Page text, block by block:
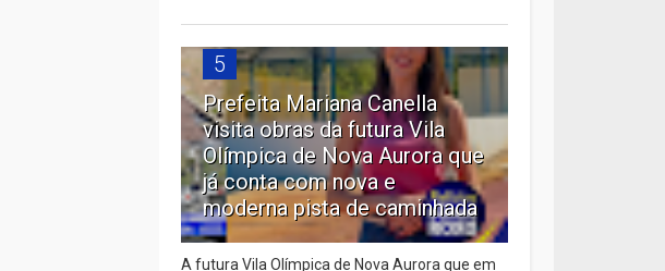
5
Prefeita Mariana Canella
visita obras da futura Vila
Olímpica de Nova Aurora que
já conta com nova e
moderna pista de caminhada
A futura Vila Olímpica de Nova Aurora que em